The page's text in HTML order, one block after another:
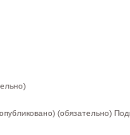
(обязательно)